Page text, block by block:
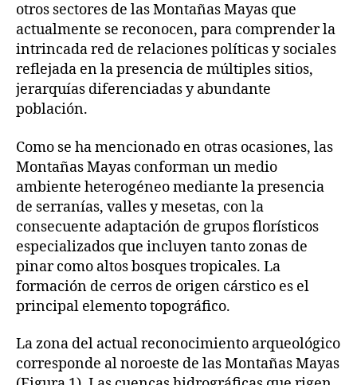
otros sectores de las Montañas Mayas que
actualmente se reconocen, para comprender la
intrincada red de relaciones políticas y sociales
reflejada en la presencia de múltiples sitios,
jerarquías diferenciadas y abundante
población.
Como se ha mencionado en otras ocasiones, las
Montañas Mayas conforman un medio
ambiente heterogéneo mediante la presencia
de serranías, valles y mesetas, con la
consecuente adaptación de grupos florísticos
especializados que incluyen tanto zonas de
pinar como altos bosques tropicales. La
formación de cerros de origen cárstico es el
principal elemento topográfico.
La zona del actual reconocimiento arqueológico
corresponde al noroeste de las Montañas Mayas